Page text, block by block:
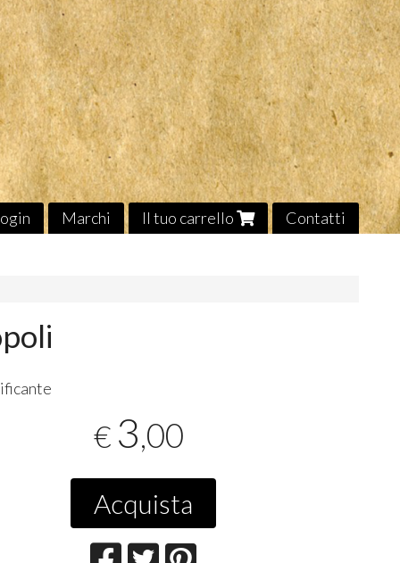
Marchi Il tuo carrello Contatti
€ 3,00
Acquista